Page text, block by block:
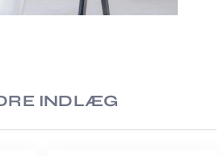
INDLÆG